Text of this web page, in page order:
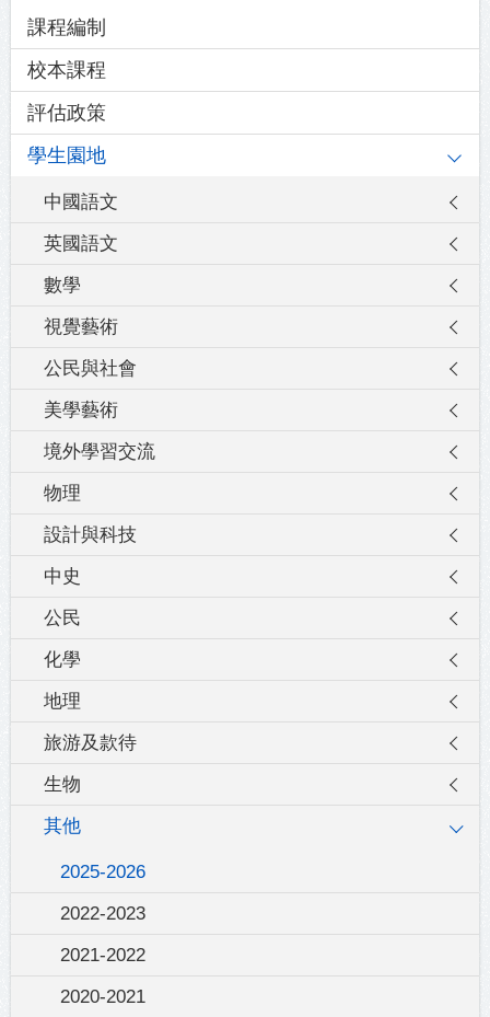
navigation
課程編制
校本課程
評估政策
學生園地
中國語文
英國語文
數學
視覺藝術
公民與社會
美學藝術
境外學習交流
物理
設計與科技
中史
公民
化學
地理
旅游及款待
生物
其他
2025-2026
2022-2023
2021-2022
2020-2021